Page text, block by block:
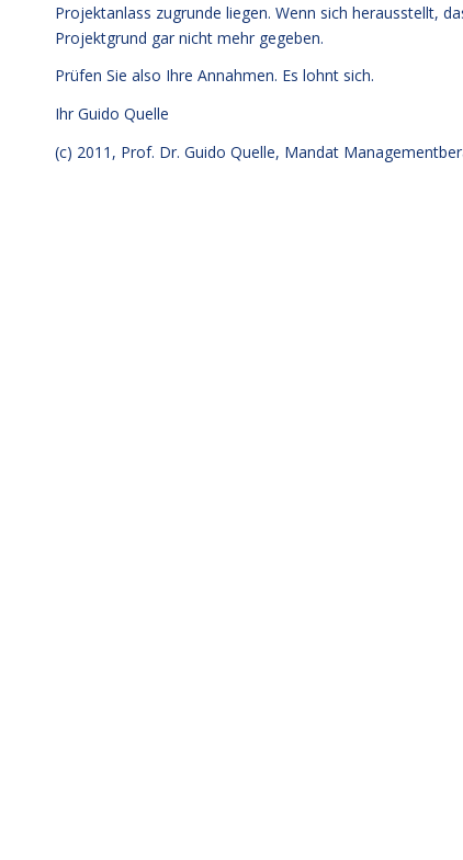
Projektanlass zugrunde liegen. Wenn sich herausstellt,
Projektgrund gar nicht mehr gegeben.
Prüfen Sie also Ihre Annahmen. Es lohnt sich.
Ihr Guido Quelle
(c) 2011, Prof. Dr. Guido Quelle, Mandat